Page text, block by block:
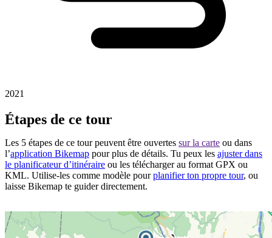
2021
Étapes de ce tour
Les 5 étapes de ce tour peuvent être ouvertes sur la carte ou dans
l’application Bikemap pour plus de détails. Tu peux les ajuster dans
le planificateur d’itinéraire ou les télécharger au format GPX ou
KML. Utilise-les comme modèle pourplanifier ton propre tour, ou
laisse Bikemap te guider directement.